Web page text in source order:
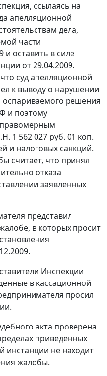
ссылаясь на
апелляционной
дела,
части
и оставить в силе
от 29.04.2009.
суд апелляционной
к выводу о нарушении
решения
и поэтому
1 562 027 руб. 01 коп.
и налоговых санкций.
считает, что принял
отказа
заявленных
представил
в которых просит
Инспекции
в кассационной
просил
акта проверена
приведенных
инстанции не находит
жалобы.